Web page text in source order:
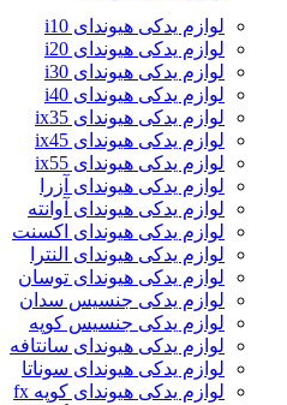
لوازم یدکی هیوندای i10
لوازم یدکی هیوندای i20
لوازم یدکی هیوندای i30
لوازم یدکی هیوندای i40
لوازم یدکی هیوندای ix35
لوازم یدکی هیوندای ix45
لوازم یدکی هیوندای ix55
لوازم یدکی هیوندای آزرا
لوازم یدکی هیوندای آوانته
لوازم یدکی هیوندای اکسنت
لوازم یدکی هیوندای النترا
لوازم یدکی هیوندای توسان
لوازم یدکی جنسیس سدان
لوازم یدکی جنسیس کوپه
لوازم یدکی هیوندای سانتافه
لوازم یدکی هیوندای سوناتا
لوازم یدکی هیوندای کوپه fx